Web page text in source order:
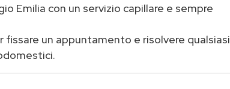
Emilia con un servizio capillare e sempre
un appuntamento e risolvere qualsiasi